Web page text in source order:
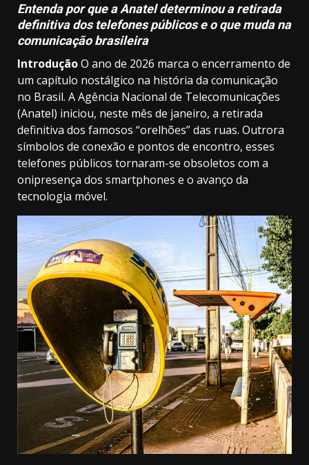
Entenda por que a Anatel determinou a retirada
definitiva dos telefones públicos e o que muda na
comunicação brasileira
IntroduçãoO ano de 2026 marca o encerramento de
um capítulo nostálgico na história da comunicação
no Brasil. A Agência Nacional de Telecomunicações
(Anatel) iniciou, neste mês de janeiro, a retirada
definitiva dos famosos “orelhões” das ruas. Outrora
símbolos de conexão e pontos de encontro, esses
telefones públicos tornaram-se obsoletos com a
onipresença dos smartphones e o avanço da
tecnologia móvel.